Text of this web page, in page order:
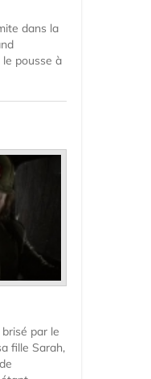
dans la
pousse à
brisé par le
fille Sarah,